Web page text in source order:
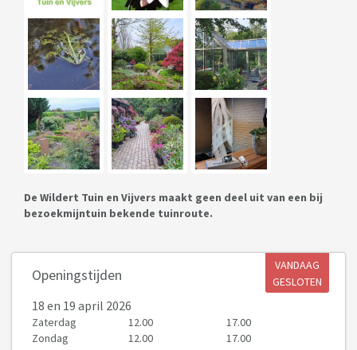
De Wildert Tuin en Vijvers maakt geen deel uit van een bij
bezoekmijntuin bekende tuinroute.
Openingstijden
VANDAAG
GESLOTEN
18 en 19 april 2026
Zaterdag 12.00
17.00
Zondag
12.00 17.00